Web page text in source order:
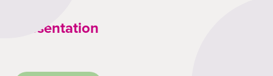
Présentation